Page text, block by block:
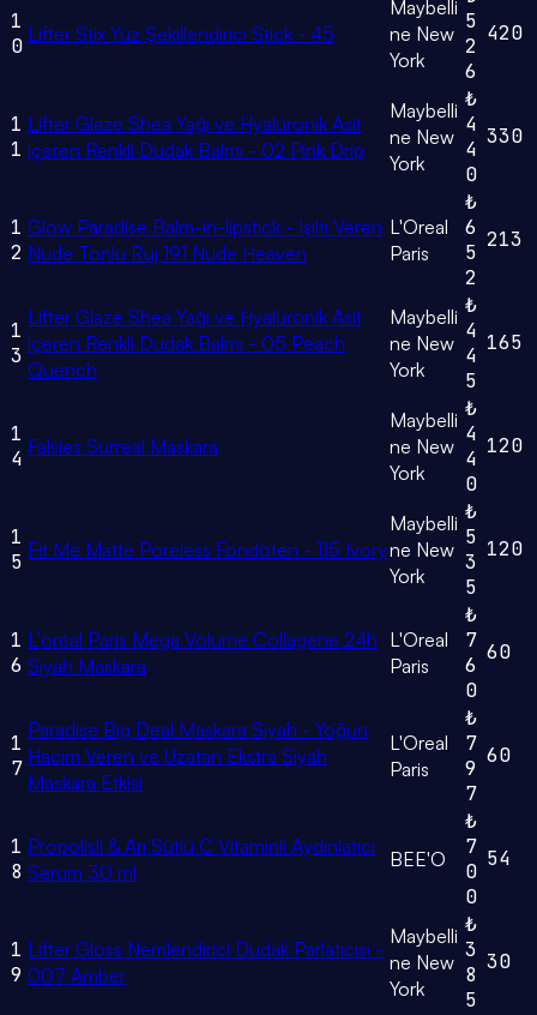
1
0 Lifter Stix Yüz Şekillendirici Stick - 45
Maybelli
ne New
York
5
2
6
420
1
1
Lifter Glaze Shea Yağı ve Hyalüronik Asit
içeren Renkli Dudak Balmı - 02 Pink Drip
Maybelli
ne New
York
₺
4
4
0
330
1
2
Glow Paradise Balm-in-lipstick - Işıltı Veren
Nude Tonlu Ruj 191 Nude Heaven
L'Oreal
Paris
₺
6
5
2
213
1
3
Lifter Glaze Shea Yağı ve Hyalüronik Asit
içeren Renkli Dudak Balmı - 05 Peach
Quench
Maybelli
ne New
York
₺
4
4
5
165
1
4 Falsies Surreal Maskara
Maybelli
ne New
York
₺
4
4
0
120
1
5 Fit Me Matte Poreless Fondöten - 115 Ivory
Maybelli
ne New
York
₺
5
3
5
120
1
6
L'oréal Paris Mega Volume Collagene 24h
Siyah Maskara
L'Oreal
Paris
₺
7
6
0
60
1
7
Paradise Big Deal Maskara Siyah - Yoğun
Hacim Veren ve Uzatan Ekstra Siyah
Maskara Etkisi
L'Oreal
Paris
₺
7
9
7
60
1
8
Propolisli & Arı Sütlü C Vitaminli Aydınlatıcı
Serum 30 ml
BEE'O
₺
7
0
0
54
1
9
Lifter Gloss Nemlendirici Dudak Parlatıcısı -
007 Amber
Maybelli
ne New
York
₺
3
8
5
30